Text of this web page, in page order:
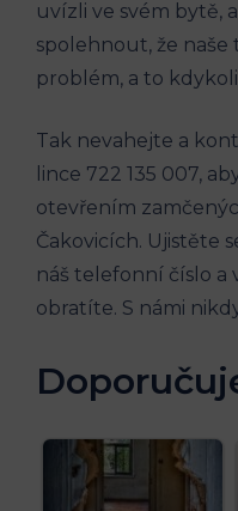
uvízli ve svém bytě,
spolehnout, že naše
problém, a to
Tak⁣ nevahejte a
lince 722 ‍135 007,
otevřením⁢
Čakovicích. Ujistěte
náš telefonní číslo a
obratíte. S ‍námi‍